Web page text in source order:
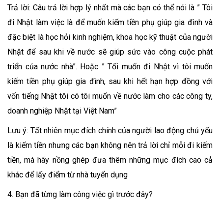
Trả lời: Câu trả lời hợp lý nhất mà các bạn có thể nói là ” Tôi
đi Nhật làm việc là để muốn kiếm tiền phụ giúp gia đình và
đặc biệt là học hỏi kinh nghiệm, khoa học kỹ thuật của người
Nhật để sau khi về nước sẽ giúp sức vào công cuộc phát
triển của nước nhà”. Hoặc ” Tối muốn đi Nhật vì tôi muốn
kiếm tiền phụ giúp gia đình, sau khi hết hạn hợp đồng với
vốn tiếng Nhật tôi có tôi muốn về nước làm cho các công ty,
doanh nghiệp Nhật tại Việt Nam”
Lưu ý: Tất nhiên mục đích chính của người lao động chủ yếu
là kiếm tiền nhưng các bạn không nên trả lời chỉ mỗi đi kiếm
tiền, mà hãy nồng ghép đưa thêm những mục đích cao cả
khác để lấy điểm từ nhà tuyển dụng
4. Bạn đã từng làm công việc gì trước đây?